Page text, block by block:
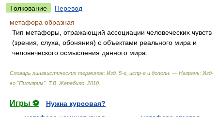
Толкование
Перевод
метафора образная
Тип метафоры, отражающий ассоциации человеческих чувств
(зрения, слуха, обоняния) с объектами реального мира и
человеческого осмысления данного мира.
Словарь лингвистических терминов: Изд. 5-е, испр-е и дополн. — Назрань: Изд-
во "Пилигрим". Т.В. Жеребило 2010
Игры ⚽
Нужна курсовая?